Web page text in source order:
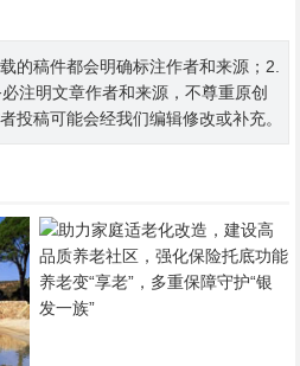
的稿件都会明确标注作者和来源；2.
注明文章作者和来源，不尊重原创
投稿可能会经我们编辑修改或补充。